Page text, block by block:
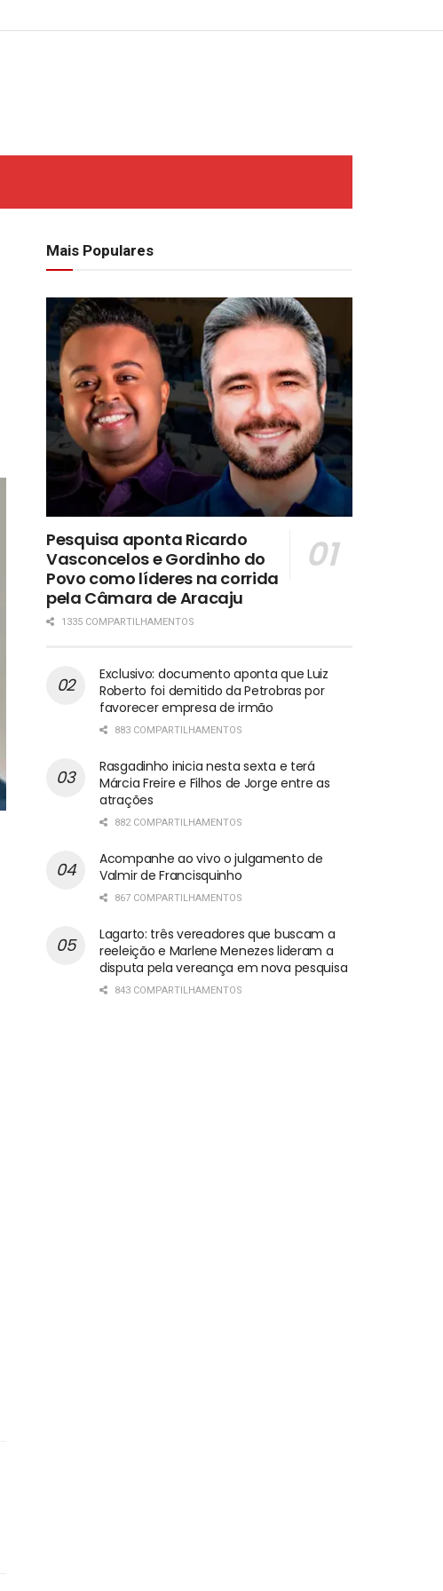
Mais Populares
Pesquisa aponta Ricardo
Vasconcelos e Gordinho do
Povo como líderes na corrida
pela Câmara de Aracaju
1335 COMPARTILHAMENTOS
Exclusivo: documento aponta que Luiz
Roberto foi demitido da Petrobras por
favorecer empresa de irmão
883 COMPARTILHAMENTOS
Rasgadinho inicia nesta sexta e terá
Márcia Freire e Filhos de Jorge entre as
atrações
882 COMPARTILHAMENTOS
Acompanhe ao vivo o julgamento de
Valmir de Francisquinho
867 COMPARTILHAMENTOS
Lagarto: três vereadores que buscam a
reeleição e Marlene Menezes lideram a
disputa pela vereança em nova pesquisa
843 COMPARTILHAMENTOS